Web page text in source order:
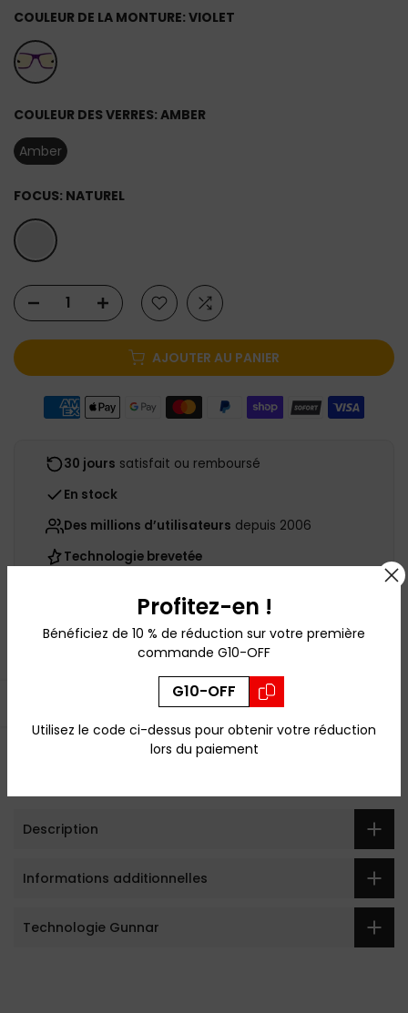
Profitez-en !
Bénéficiez de 10 % de réduction sur votre première
commande G10-OFF
G10-OFF
Utilisez le code ci-dessus pour obtenir votre réduction
lors du paiement
COULEUR DE LA MONTURE: VIOLET
COULEUR DES VERRES: AMBER
Amber
FOCUS: NATUREL
AJOUTER AU PANIER
30 jours satisfait ou remboursé
En stock
Des millions d’utilisateurs depuis 2006
Technologie brevetée
Poser une question
Soldes d'été Toutes les lunettes
Description
Informations additionnelles
Technologie Gunnar
Ouvrir la barre latérale